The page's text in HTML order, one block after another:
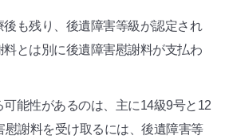
も残り、後遺障害等級が認定され
とは別に後遺障害慰謝料が支払わ
能性があるのは、主に14級9号と12
慰謝料を受け取るには、後遺障害等